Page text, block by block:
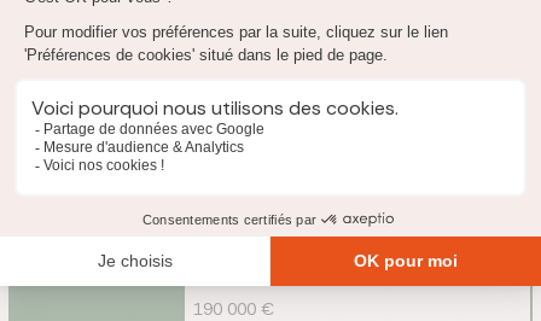
Quelle indemnisation d'assurance habitation Caisse
d'Épargne ?
Formule 2
Formule 3
190 000 €